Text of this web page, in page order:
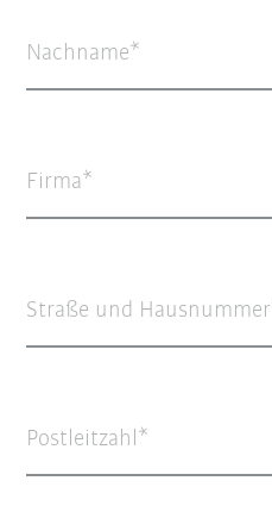
Nachname
Firma
Straße und Hausnummer
Postleitzahl